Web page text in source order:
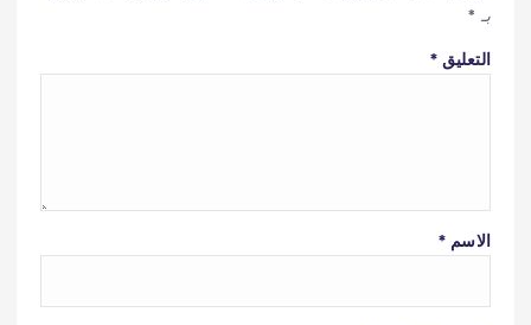
بـ *
التعليق*
الاسم *